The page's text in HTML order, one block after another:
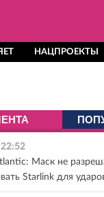
НАЦПРОЕКТЫ
Маск не
Starlink для